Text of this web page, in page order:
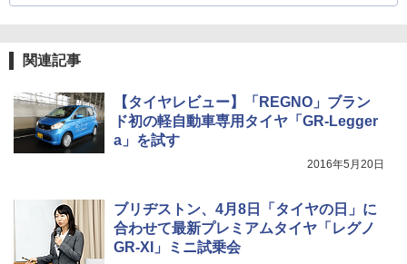
関連記事
【タイヤレビュー】「REGNO」ブラン
ド初の軽自動車専用タイヤ「GR-Legger
a」を試す
2016年5月20日
ブリヂストン、4月8日「タイヤの日」に
合わせて最新プレミアムタイヤ「レグノ
GR-XI」ミニ試乗会